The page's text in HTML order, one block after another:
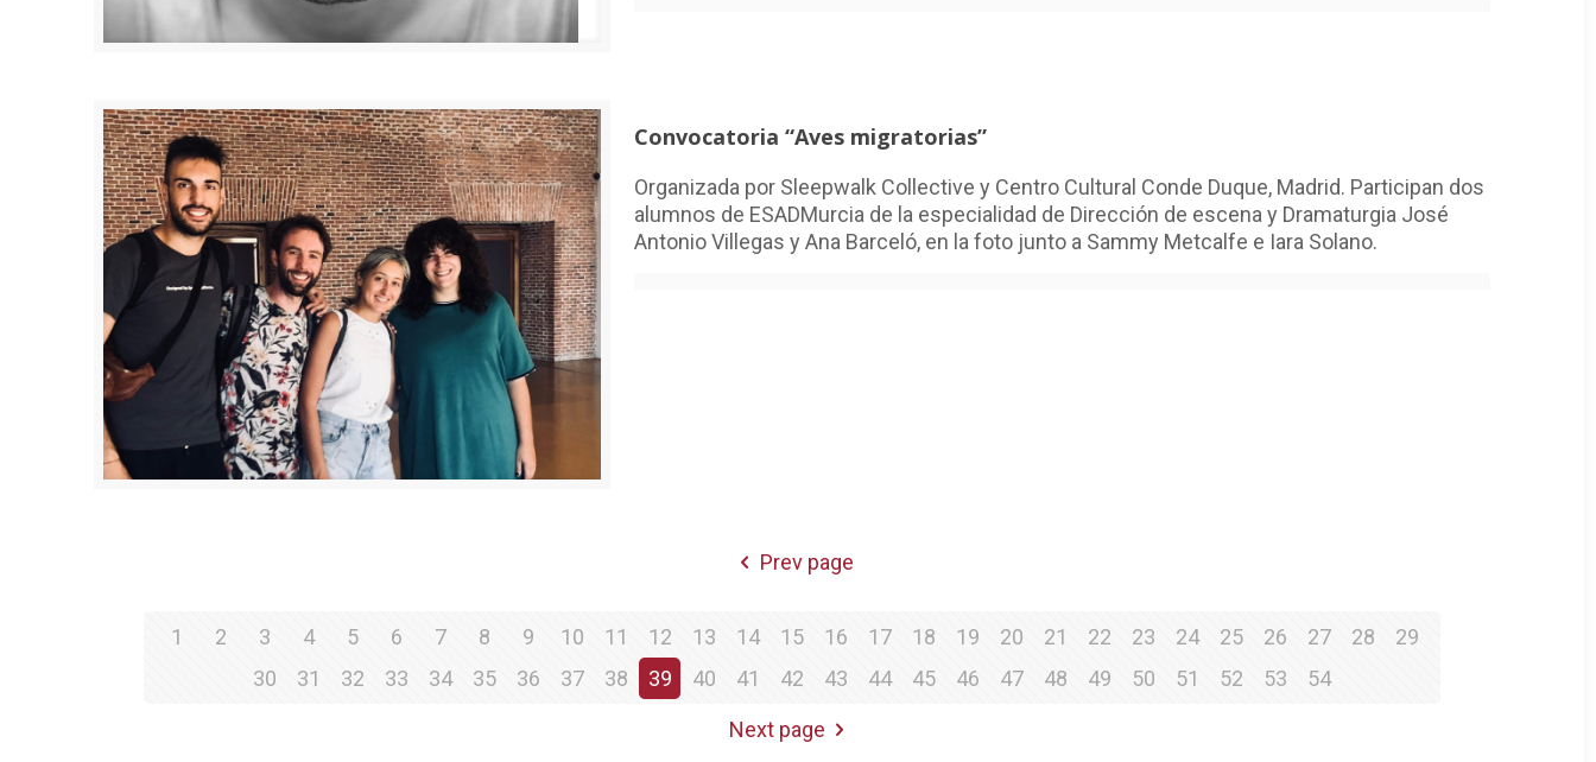
Convocatoria “Aves migratorias”
Organizada por Sleepwalk Collective y Centro Cultural Conde Duque, Madrid. Participan dos
alumnos de ESADMurcia de la especialidad de Dirección de escena y Dramaturgia José
Antonio Villegas y Ana Barceló, en la foto junto a Sammy Metcalfe e Iara Solano.
Prev page
1 2 3 4 5 6 7 8 9 10 11 12 13 14 15 16 17 18 19 20 21 22 23 24 25 26 27 28
29
30
31 32 33 34 35 36 37 38 39 40 41 42 43 44 45 46 47 48 49 50 51 52 53 54
Next page